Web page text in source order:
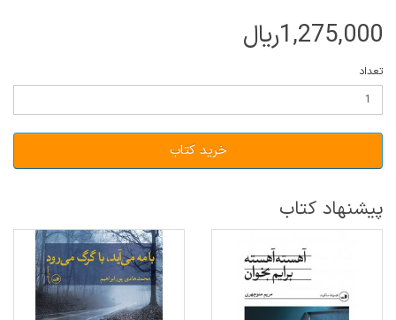
1,275,000ریال
تعداد
خرید کتاب
پیشنهاد کتاب